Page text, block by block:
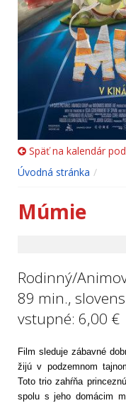
Späť na kalendár
Úvodná stránka
Múmie
Rodinný/
89 min.,
vstupné: 6,00 €
Film sleduje zábavné
žijú v podzemnom
Toto trio zahŕňa
spolu s jeho domácim